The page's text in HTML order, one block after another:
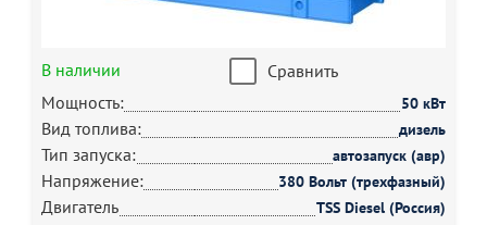
В наличии
Сравнить
Мощность:
50 кВт
Вид топлива: дизель
Тип запуска: автозапуск (авр)
Напряжение: 380 Вольт (трехфазный)
Двигатель TSS Diesel (Россия)